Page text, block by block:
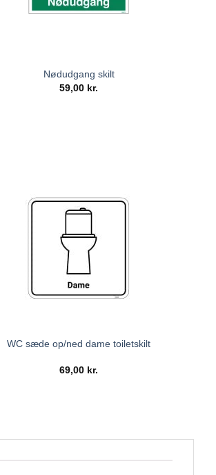
Nødudgang skilt
59,00 kr.
WC sæde op/ned dame toiletskilt
69,00 kr.